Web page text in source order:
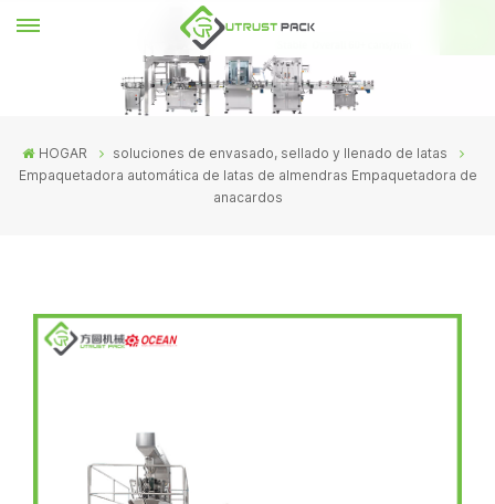
HOGAR
soluciones de envasado, sellado y llenado de latas
Empaquetadora automática de latas de almendras Empaquetadora de
anacardos